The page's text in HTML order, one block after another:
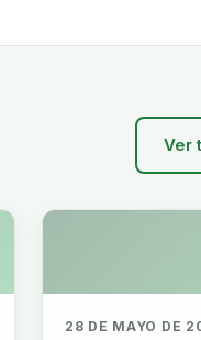
Ver
28 DE MAYO DE